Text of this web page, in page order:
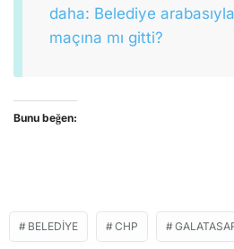
daha: Belediye
maçına mı gitti?
Bunu beğen:
BELEDIYE CHP